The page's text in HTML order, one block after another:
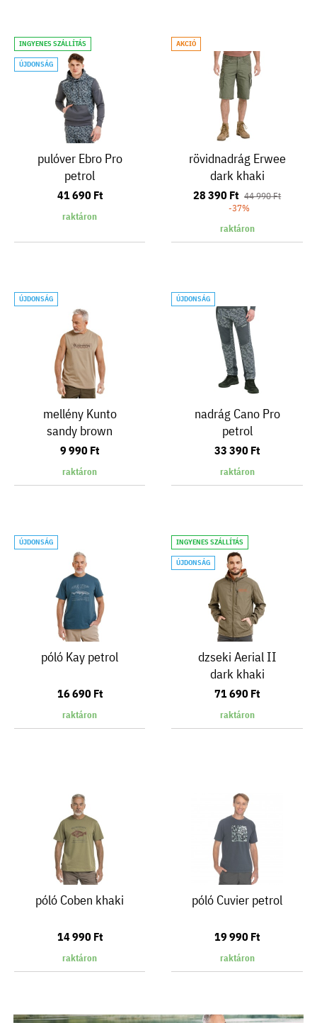
INGYENES SZÁLLÍTÁS
ÚJDONSÁG
pulóver Ebro Pro
petrol
41 690 Ft
raktáron
AKCIÓ
rövidnadrág Erwee
dark khaki
28 390 Ft 44 990 Ft
-37%
raktáron
ÚJDONSÁG
mellény Kunto
sandy brown
9 990 Ft
raktáron
ÚJDONSÁG
nadrág Cano Pro
petrol
33 390 Ft
raktáron
ÚJDONSÁG
póló Kay petrol
16 690 Ft
raktáron
INGYENES SZÁLLÍTÁS
ÚJDONSÁG
dzseki Aerial II
dark khaki
71 690 Ft
raktáron
póló Coben khaki
14 990 Ft
raktáron
póló Cuvier petrol
19 990 Ft
raktáron